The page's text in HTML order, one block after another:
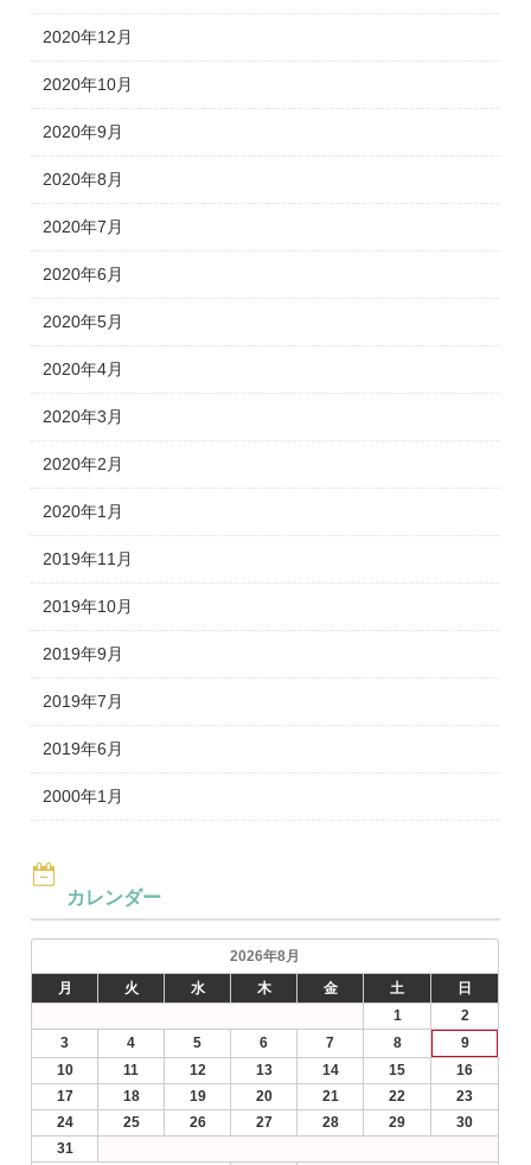
2020年12月
2020年10月
2020年9月
2020年8月
2020年7月
2020年6月
2020年5月
2020年4月
2020年3月
2020年2月
2020年1月
2019年11月
2019年10月
2019年9月
2019年7月
2019年6月
2000年1月
カレンダー
2026年8月
月
火 水 木 金 土 日
1
2
3
4 5 6 7 8
9
10
11 12 13 14 15
16
17
18 19 20 21 22
23
24
25 26 27 28 29
30
31